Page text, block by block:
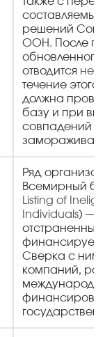
решений
ООН. После
отводится не
течение
должна
базу и при
совпадений
Ряд
Всемирный
Listing of
Individuals) —
отстраненных
Сверка с
компаний,